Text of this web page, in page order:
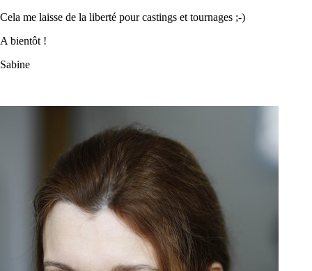
Cela me laisse de la liberté pour castings et tournages ;-)
A bientôt !
Sabine